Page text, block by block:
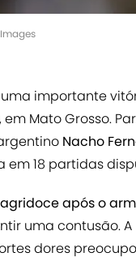
importante
Mato Grosso.
Nacho
18 partidas
após o
uma contusão. A
dores